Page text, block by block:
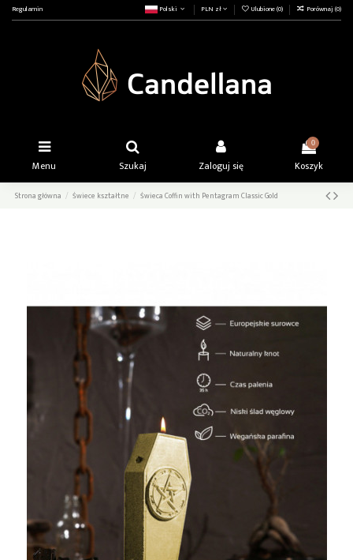
Regulamin Polski PLN zł Ulubione (0) Porównaj (0)
Menu Szukaj Zaloguj się
0
Koszyk
Strona główna Świece kształtne Świeca Coffin with Pentagram Classic Gold